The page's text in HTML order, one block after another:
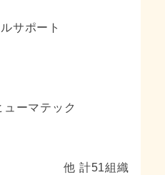
サポート
ーマテック
他 計51組織